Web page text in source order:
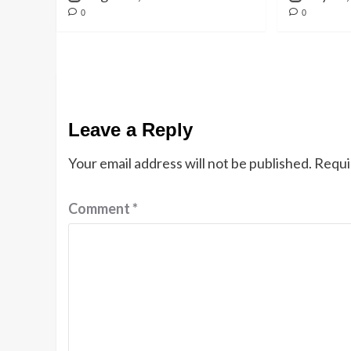
0 0
Leave a Reply
Your email address will not be published.
Comment*